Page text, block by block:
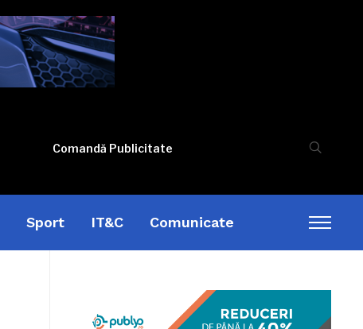
Comandă Publicitate
Sport IT&C Comunicate